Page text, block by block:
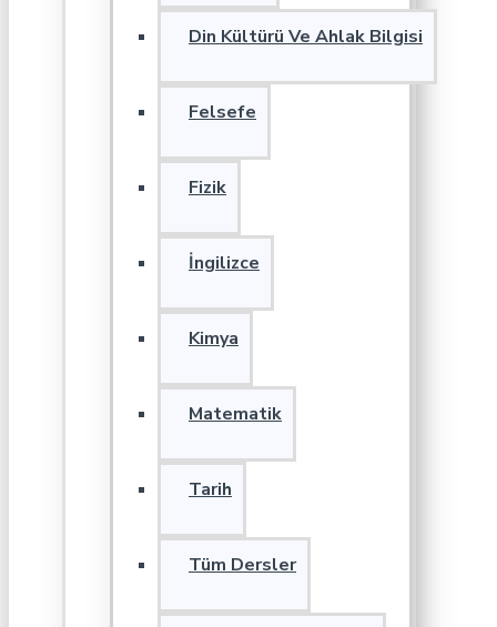
Din Kültürü Ve Ahlak Bilgisi
Felsefe
Fizik
İngilizce
Kimya
Matematik
Tarih
Tüm Dersler